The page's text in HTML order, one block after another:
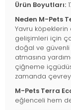
Ürün Boyutları:
Neden M-Pets
Yavru
gelişimleri için
doğal ve
atmasına
çiğneme
zamanda
M-Pets Terra
eğlenceli hem